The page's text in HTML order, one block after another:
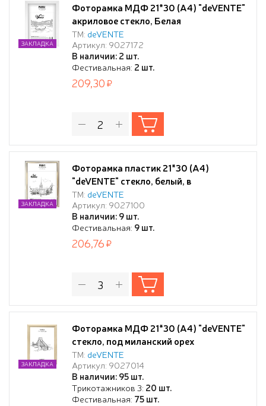
Фоторамка МДФ 21*30 (А4) "deVENTE"
акриловое стекло, Белая
ТМ: deVENTE
Артикул: 9027172
В наличии: 2 шт.
Фестивальная: 2 шт.
ЗАКЛАДКА
209,30
Фоторамка пластик 21*30 (А4)
"deVENTE" стекло, белый, в
термоусадочной пленке
ТМ: deVENTE
Артикул: 9027100
В наличии: 9 шт.
Фестивальная: 9 шт.
ЗАКЛАДКА
206,76
Фоторамка МДФ 21*30 (А4) "deVENTE"
стекло, под миланский орех
ТМ: deVENTE
Артикул: 9027014
В наличии: 95 шт.
Трикотажников 3: 20 шт.
Фестивальная: 75 шт.
ЗАКЛАДКА